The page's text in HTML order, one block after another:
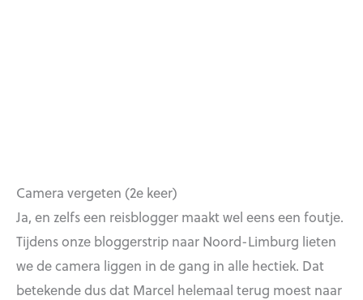
Camera vergeten (2e keer)
Ja, en zelfs een reisblogger maakt wel eens een foutje.
Tijdens onze bloggerstrip naar Noord-Limburg lieten
we de camera liggen in de gang in alle hectiek. Dat
betekende dus dat Marcel helemaal terug moest naar